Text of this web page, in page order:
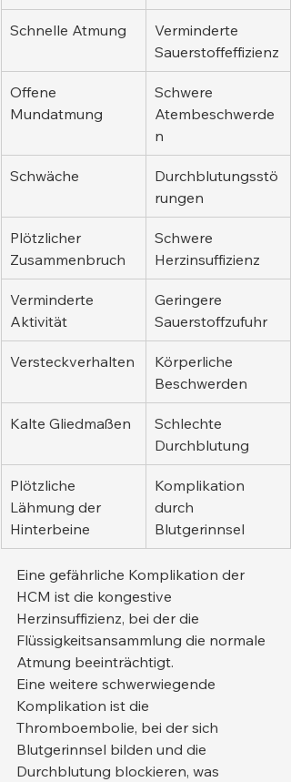
Schnelle Atmung
Verminderte
Sauerstoffeffizienz
Offene
Mundatmung
Schwere
Atembeschwerde
n
Schwäche
Durchblutungsstö
rungen
Plötzlicher
Zusammenbruch
Schwere
Herzinsuffizienz
Verminderte
Aktivität
Geringere
Sauerstoffzufuhr
Versteckverhalten
Körperliche
Beschwerden
Kalte Gliedmaßen
Schlechte
Durchblutung
Plötzliche
Lähmung der
Hinterbeine
Komplikation
durch
Blutgerinnsel
Eine gefährliche Komplikation der
HCM ist die kongestive
Herzinsuffizienz, bei der die
Flüssigkeitsansammlung die normale
Atmung beeinträchtigt.
Eine weitere schwerwiegende
Komplikation ist die
Thromboembolie, bei der sich
Blutgerinnsel bilden und die
Durchblutung blockieren, was